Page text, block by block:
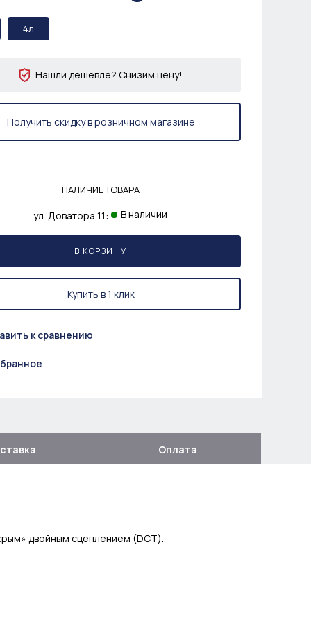
4л
Нашли дешевле? Снизим цену!
Получить скидку в розничном магазине
НАЛИЧИЕ ТОВАРА
ул. Доватора 11: В наличии
В КОРЗИНУ
Купить в 1 клик
к сравнению
Оплата
двойным сцеплением (DCT).